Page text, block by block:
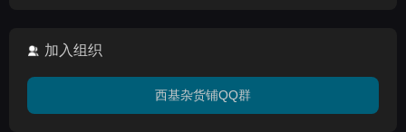
加入组织
西基杂货铺QQ群